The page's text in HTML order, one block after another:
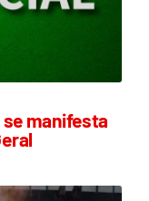
manifesta